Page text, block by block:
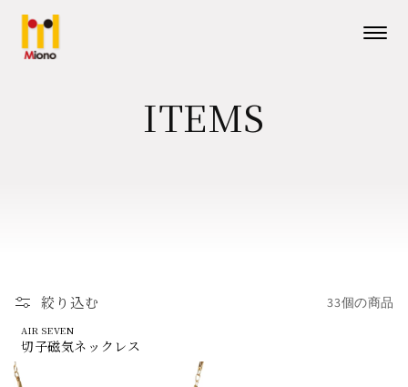
ンツに
メニュー
ITEMS
絞り込む 33個の商品
AIR SEVEN
切子磁気ネックレス